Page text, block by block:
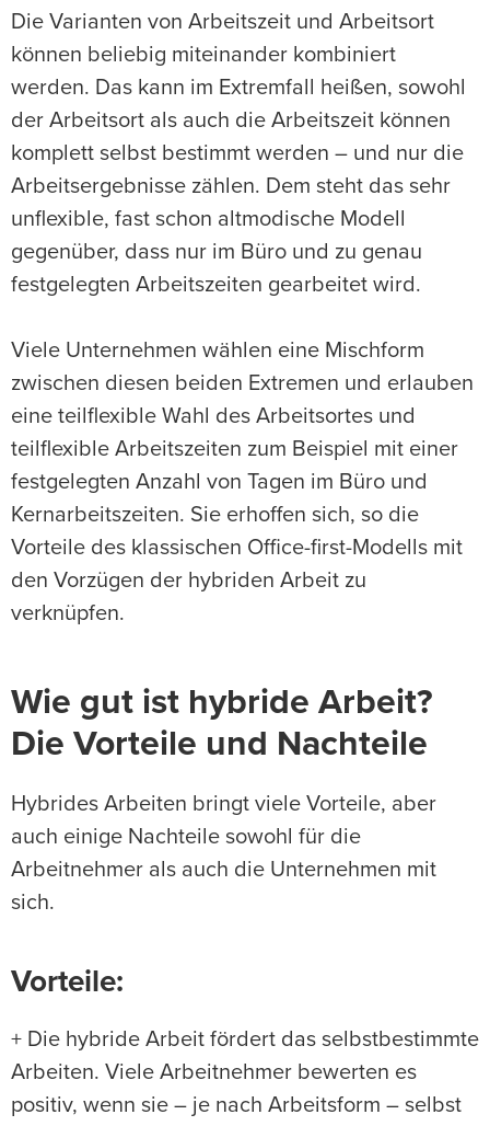
Die Varianten von Arbeitszeit und Arbeitsort
können beliebig miteinander kombiniert
werden. Das kann im Extremfall heißen, sowohl
der Arbeitsort als auch die Arbeitszeit können
komplett selbst bestimmt werden – und nur die
Arbeitsergebnisse zählen. Dem steht das sehr
unflexible, fast schon altmodische Modell
gegenüber, dass nur im Büro und zu genau
festgelegten Arbeitszeiten gearbeitet wird.
Viele Unternehmen wählen eine Mischform
zwischen diesen beiden Extremen und erlauben
eine teilflexible Wahl des Arbeitsortes und
teilflexible Arbeitszeiten zum Beispiel mit einer
festgelegten Anzahl von Tagen im Büro und
Kernarbeitszeiten. Sie erhoffen sich, so die
Vorteile des klassischen Office-first-Modells mit
den Vorzügen der hybriden Arbeit zu
verknüpfen.
Wie gut ist hybride Arbeit?
Die Vorteile und Nachteile
Hybrides Arbeiten bringt viele Vorteile, aber
auch einige Nachteile sowohl für die
Arbeitnehmer als auch die Unternehmen mit
sich.
Vorteile:
+ Die hybride Arbeit fördert das selbstbestimmte
Arbeiten. Viele Arbeitnehmer bewerten es
positiv, wenn sie – je nach Arbeitsform – selbst